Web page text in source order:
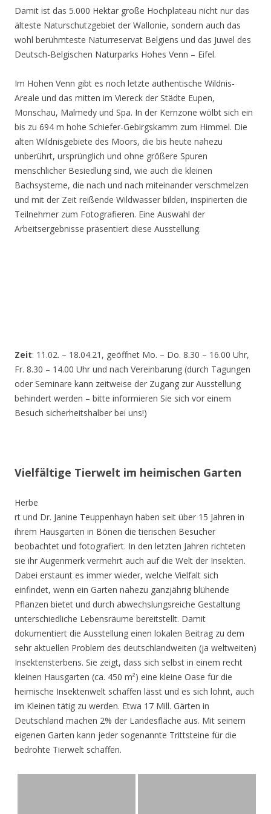
Damit ist das 5.000 Hektar große Hochplateau nicht nur das
älteste Naturschutzgebiet der Wallonie, sondern auch das
wohl berühmteste Naturreservat Belgiens und das Juwel des
Deutsch-Belgischen Naturparks Hohes Venn – Eifel.
Im Hohen Venn gibt es noch letzte authentische Wildnis-
Areale und das mitten im Viereck der Städte Eupen,
Monschau, Malmedy und Spa. In der Kernzone wölbt sich ein
bis zu 694 m hohe Schiefer-Gebirgskamm zum Himmel. Die
alten Wildnisgebiete des Moors, die bis heute nahezu
unberührt, ursprünglich und ohne größere Spuren
menschlicher Besiedlung sind, wie auch die kleinen
Bachsysteme, die nach und nach miteinander verschmelzen
und mit der Zeit reißende Wildwasser bilden, inspirierten die
Teilnehmer zum Fotografieren. Eine Auswahl der
Arbeitsergebnisse präsentiert diese Ausstellung.
Zeit: 11.02. – 18.04.21, geöffnet Mo. – Do. 8.30 – 16.00 Uhr,
Fr. 8.30 – 14.00 Uhr und nach Vereinbarung (durch Tagungen
oder Seminare kann zeitweise der Zugang zur Ausstellung
behindert werden – bitte informieren Sie sich vor einem
Besuch sicherheitshalber bei uns!)
Vielfältige Tierwelt im heimischen Garten
Herbe
rt und Dr. Janine Teuppenhayn haben seit über 15 Jahren in
ihrem Hausgarten in Bönen die tierischen Besucher
beobachtet und fotografiert. In den letzten Jahren richteten
sie ihr Augenmerk vermehrt auch auf die Welt der Insekten.
Dabei erstaunt es immer wieder, welche Vielfalt sich
einfindet, wenn ein Garten nahezu ganzjährig blühende
Pflanzen bietet und durch abwechslungsreiche Gestaltung
unterschiedliche Lebensräume bereitstellt. Damit
dokumentiert die Ausstellung einen lokalen Beitrag zu dem
sehr aktuellen Problem des deutschlandweiten (ja weltweiten)
Insektensterbens. Sie zeigt, dass sich selbst in einem recht
kleinen Hausgarten (ca. 450 m²) eine kleine Oase für die
heimische Insektenwelt schaffen lässt und es sich lohnt, auch
im Kleinen tätig zu werden. Etwa 17 Mill. Gärten in
Deutschland machen 2% der Landesfläche aus. Mit seinem
eigenen Garten kann jeder sogenannte Trittsteine für die
bedrohte Tierwelt schaffen.